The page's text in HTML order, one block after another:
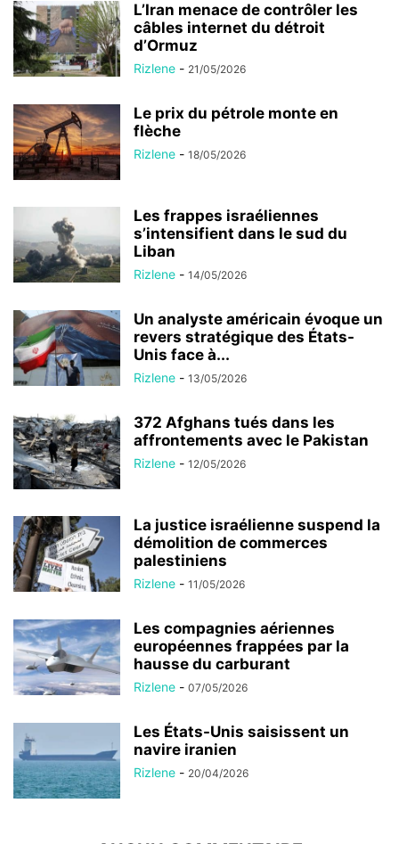
L’Iran menace de contrôler les
câbles internet du détroit
d’Ormuz
Rizlene - 21/05/2026
Le prix du pétrole monte en
flèche
Rizlene - 18/05/2026
Les frappes israéliennes
s’intensifient dans le sud du
Liban
Rizlene - 14/05/2026
Un analyste américain évoque un
revers stratégique des États-
Unis face à...
Rizlene - 13/05/2026
372 Afghans tués dans les
affrontements avec le Pakistan
Rizlene - 12/05/2026
La justice israélienne suspend la
démolition de commerces
palestiniens
Rizlene - 11/05/2026
Les compagnies aériennes
européennes frappées par la
hausse du carburant
Rizlene - 07/05/2026
Les États-Unis saisissent un
navire iranien
Rizlene - 20/04/2026